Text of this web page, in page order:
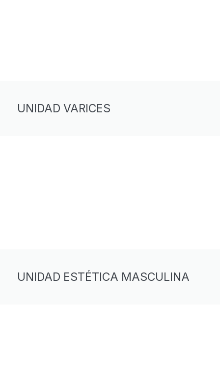
UNIDAD VARICES
UNIDAD ESTÉTICA MASCULINA